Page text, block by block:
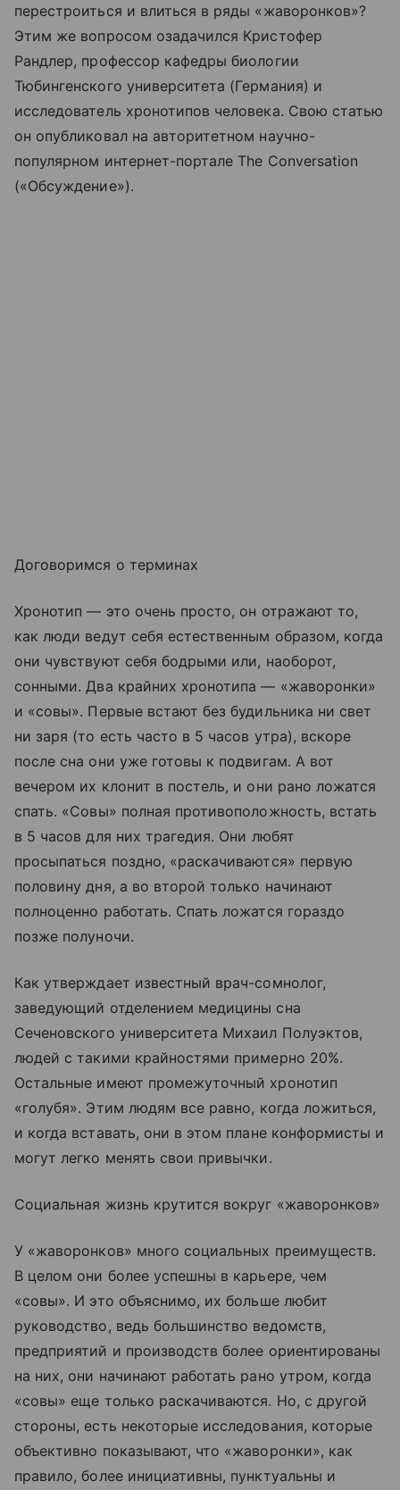
перестроиться и влиться в ряды «жаворонков»?
Этим же вопросом озадачился Кристофер
Рандлер, профессор кафедры биологии
Тюбингенского университета (Германия) и
исследователь хронотипов человека. Свою статью
он опубликовал на авторитетном научно-
популярном интернет-портале The Conversation
(«Обсуждение»).
Договоримся о терминах
Хронотип — это очень просто, он отражают то,
как люди ведут себя естественным образом, когда
они чувствуют себя бодрыми или, наоборот,
сонными. Два крайних хронотипа — «жаворонки»
и «совы». Первые встают без будильника ни свет
ни заря (то есть часто в 5 часов утра), вскоре
после сна они уже готовы к подвигам. А вот
вечером их клонит в постель, и они рано ложатся
спать. «Совы» полная противоположность, встать
в 5 часов для них трагедия. Они любят
просыпаться поздно, «раскачиваются» первую
половину дня, а во второй только начинают
полноценно работать. Спать ложатся гораздо
позже полуночи.
Как утверждает известный врач-сомнолог,
заведующий отделением медицины сна
Сеченовского университета Михаил Полуэктов,
людей с такими крайностями примерно 20%.
Остальные имеют промежуточный хронотип
«голубя». Этим людям все равно, когда ложиться,
и когда вставать, они в этом плане конформисты и
могут легко менять свои привычки.
Социальная жизнь крутится вокруг «жаворонков»
У «жаворонков» много социальных преимуществ.
В целом они более успешны в карьере, чем
«совы». И это объяснимо, их больше любит
руководство, ведь большинство ведомств,
предприятий и производств более ориентированы
на них, они начинают работать рано утром, когда
«совы» еще только раскачиваются. Но, с другой
стороны, есть некоторые исследования, которые
объективно показывают, что «жаворонки», как
правило, более инициативны, пунктуальны и